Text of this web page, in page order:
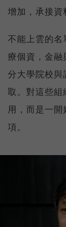
增加，承接資
不能上雲的
療個資，金
分大學院校
取。對這些
用，而是一
項。